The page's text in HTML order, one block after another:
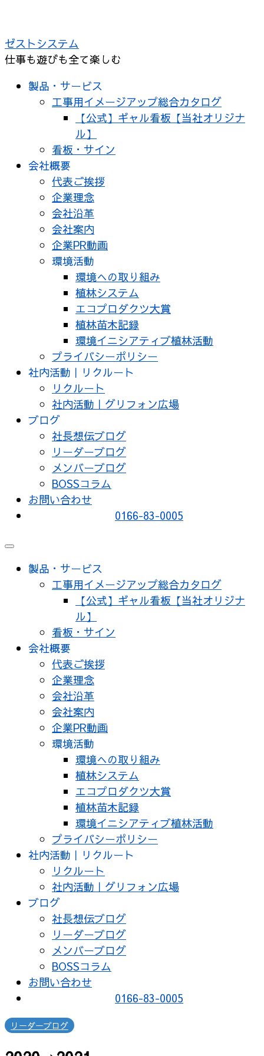
テ
ン
ゼストシステム
仕事も遊びも全て楽しむ
製品・サービス
工事用イメージアップ総合カタログ
【公式】ギャル看板【当社オリジナ
ル】
看板・サイン
会社概要
代表ご挨拶
企業理念
会社沿革
会社案内
企業PR動画
環境活動
環境への取り組み
植林システム
エコプロダクツ大賞
植林苗木記録
環境イニシアティブ植林活動
プライバシーポリシー
社内活動｜リクルート
リクルート
社内活動｜グリフォン広場
ブログ
社長想伝ブログ
リーダーブログ
メンバーブログ
BOSSコラム
お問い合わせ
0166-83-0005
メ
製品・サービス
工事用イメージアップ総合カタログ
【公式】ギャル看板【当社オリジナ
ル】
看板・サイン
会社概要
代表ご挨拶
企業理念
会社沿革
会社案内
企業PR動画
環境活動
環境への取り組み
植林システム
エコプロダクツ大賞
植林苗木記録
環境イニシアティブ植林活動
プライバシーポリシー
社内活動｜リクルート
リクルート
社内活動｜グリフォン広場
ブログ
社長想伝ブログ
リーダーブログ
メンバーブログ
BOSSコラム
お問い合わせ
0166-83-0005
リーダーブログ